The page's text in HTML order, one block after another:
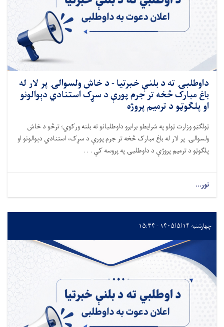
داوطلبۍ ته د بلنې خبرتیا - د خاش ولسوالۍ پر لار له
باغ مبارک څخه تر جرم پورې د سړک استنادي دېوالونو
او پلګوټو د ترمیم پروژه
ټولګټو وزارت ټولو په شرایطو برابرو داوطلبانو ته بلنه ورکوي؛ ترڅو د خاش
ولسوالۍ پر لار له باغ مبارک څخه تر جرم پورې د سړک، استنادي دېوالونو او
پلګوټو د ترمیم پروژې د داوطلبۍ په پروسه کې . . .
نور...
چهارشنبه ۱۴۰۵/۵/۱۴ - ۱۵:۳۴